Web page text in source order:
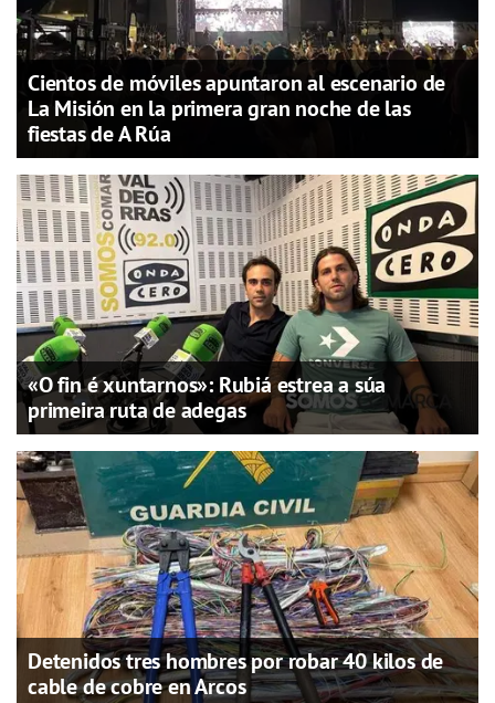
Cientos de móviles apuntaron al escenario de
La Misión en la primera gran noche de las
fiestas de A Rúa
«O fin é xuntarnos»: Rubiá estrea a súa
primeira ruta de adegas
Detenidos tres hombres por robar 40 kilos de
cable de cobre en Arcos